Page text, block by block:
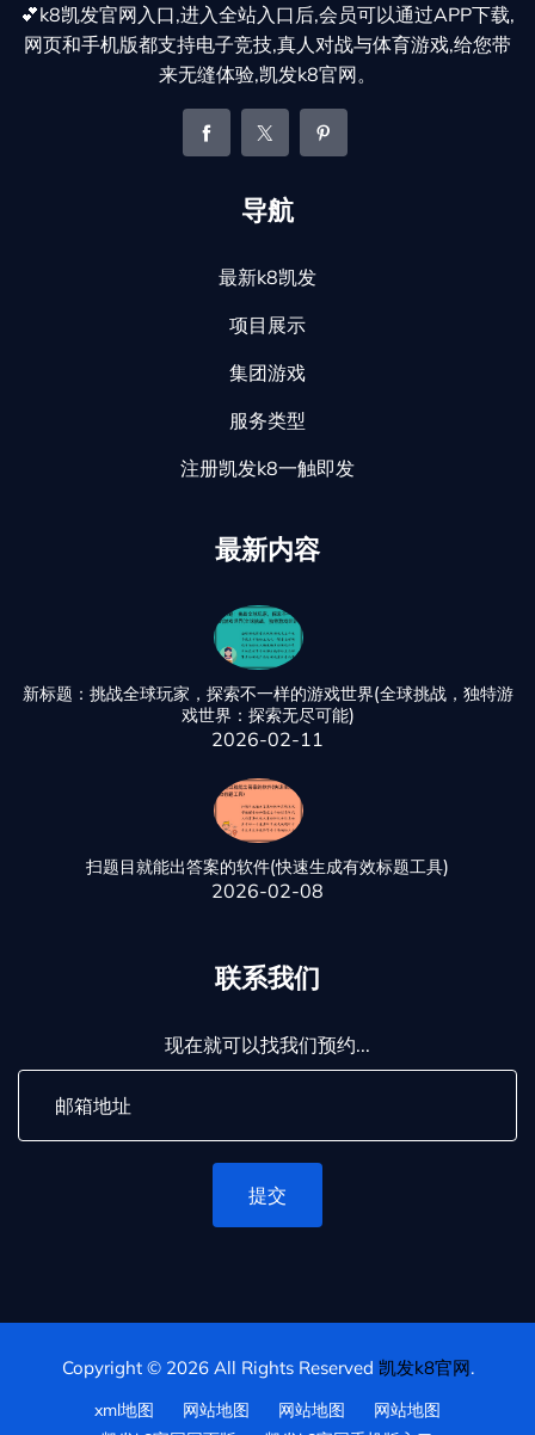
💕k8凯发官网入口,进入全站入口后,会员可以通过APP下载,
网页和手机版都支持电子竞技,真人对战与体育游戏,给您带
来无缝体验,凯发k8官网。
导航
最新k8凯发
项目展示
集团游戏
服务类型
注册凯发k8一触即发
最新内容
新标题：挑战全球玩家，探索不一样的游戏世界(全球挑战，独特游
戏世界：探索无尽可能)
2026-02-11
扫题目就能出答案的软件(快速生成有效标题工具)
2026-02-08
联系我们
现在就可以找我们预约...
提交
Copyright © 2026 All Rights Reserved 凯发k8官网.
xml地图 网站地图 网站地图
网站地图